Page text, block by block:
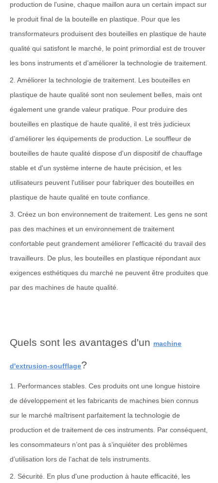
production de l'usine, chaque maillon aura un certain impact sur
le produit final de la bouteille en plastique. Pour que les
transformateurs produisent des bouteilles en plastique de haute
qualité qui satisfont le marché, le point primordial est de trouver
les bons instruments et d’améliorer la technologie de traitement.
2. Améliorer la technologie de traitement. Les bouteilles en
plastique de haute qualité sont non seulement belles, mais ont
également une grande valeur pratique. Pour produire des
bouteilles en plastique de haute qualité, il est très judicieux
d’améliorer les équipements de production. Le souffleur de
bouteilles de haute qualité dispose d'un dispositif de chauffage
stable et d'un système interne de haute précision, et les
utilisateurs peuvent l'utiliser pour fabriquer des bouteilles en
plastique de haute qualité en toute confiance.
3. Créez un bon environnement de traitement. Les gens ne sont
pas des machines et un environnement de traitement
confortable peut grandement améliorer l'efficacité du travail des
travailleurs. De plus, les bouteilles en plastique répondant aux
exigences esthétiques du marché ne peuvent être produites que
par des machines de haute qualité.
Quels sont les avantages d'un machine
d'extrusion-soufflage?
1. Performances stables. Ces produits ont une longue histoire
de développement et les fabricants de machines bien connus
sur le marché maîtrisent parfaitement la technologie de
production et de traitement de ces instruments. Par conséquent,
les consommateurs n’ont pas à s’inquiéter des problèmes
d’utilisation lors de l’achat de tels instruments.
2. Sécurité. En plus d'une production à haute efficacité, les